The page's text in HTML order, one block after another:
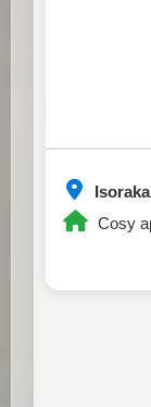
Isoraka
Cosy